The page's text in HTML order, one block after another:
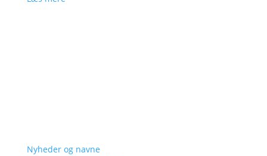
Nyheder og navne